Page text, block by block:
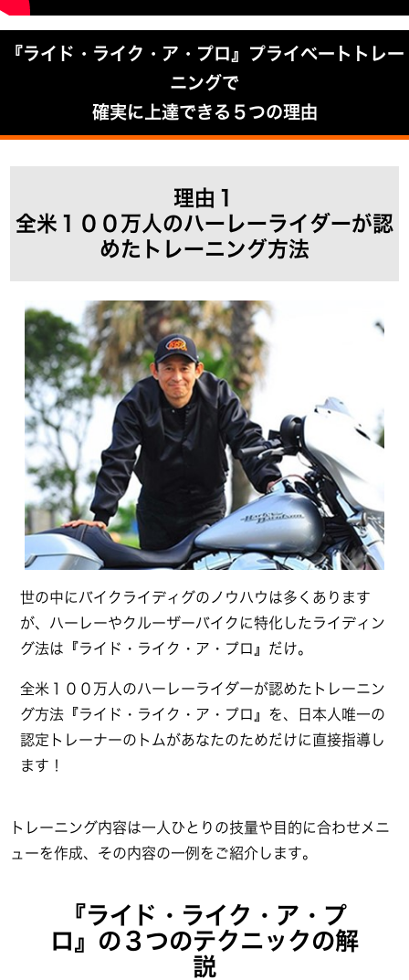
『ライド・ライク・ア・プロ』プライベートトレー
ニングで
確実に上達できる５つの理由
理由１
全米１００万人のハーレーライダーが認
めたトレーニング方法
世の中にバイクライディグのノウハウは多くあります
が、ハーレーやクルーザーバイクに特化したライディン
グ法は『ライド・ライク・ア・プロ』だけ。
全米１００万人のハーレーライダーが認めたトレーニン
グ方法『ライド・ライク・ア・プロ』を、日本人唯一の
認定トレーナーのトムがあなたのためだけに直接指導し
ます！
トレーニング内容は一人ひとりの技量や目的に合わせメニ
ューを作成、その内容の一例をご紹介します。
『ライド・ライク・ア・プ
ロ』の３つのテクニックの解
説